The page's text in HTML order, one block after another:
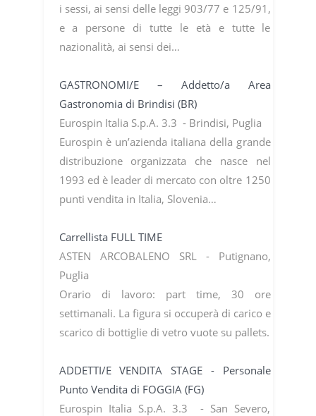
i sessi, ai sensi delle leggi 903/77 e 125/91,
e a persone di tutte le età e tutte le
nazionalità, ai sensi dei…
GASTRONOMI/E – Addetto/a Area
Gastronomia di Brindisi (BR)
Eurospin Italia S.p.A. 3.3 - Brindisi, Puglia
Eurospin è un’azienda italiana della grande
distribuzione organizzata che nasce nel
1993 ed è leader di mercato con oltre 1250
punti vendita in Italia, Slovenia…
Carrellista FULL TIME
ASTEN ARCOBALENO SRL - Putignano,
Puglia
Orario di lavoro: part time, 30 ore
settimanali. La figura si occuperà di carico e
scarico di bottiglie di vetro vuote su pallets.
ADDETTI/E VENDITA STAGE - Personale
Punto Vendita di FOGGIA (FG)
Eurospin Italia S.p.A. 3.3 - San Severo,